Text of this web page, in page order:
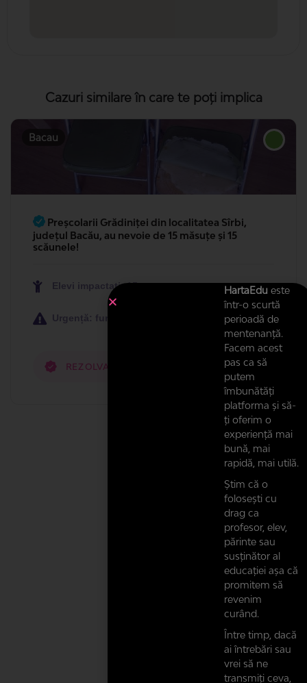
Cazuri similare în care te poți implica
Preșcolarii Grădiniței din localitatea Sîrbi,
județul Bacău, au nevoie de 15 măsuțe și 15
scăunele!
Elevi impactați: 15
Urgență: furgent
Bacau
REZOLVATĂ DE
HartaEdu este
într-o scurtă
perioadă de
mentenanță.
Facem acest
pas ca să
putem
îmbunătăți
platforma și să-
ți oferim o
experiență mai
bună, mai
rapidă, mai utilă.
Știm că o
folosești cu
drag ca
profesor, elev,
părinte sau
susținător al
educației așa că
promitem să
revenim
curând.
Între timp, dacă
ai întrebări sau
vrei să ne
transmiți ceva,